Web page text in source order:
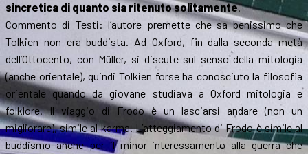
sincretica di quanto sia ritenuto solitamente.
Commento di Testi: l’autore premette che sa benissimo che
Tolkien non era buddista. Ad Oxford, fin dalla seconda metà
dell’Ottocento, con Müller, si discute sul senso della mitologia
(anche orientale), quindi Tolkien forse ha conosciuto la filosofia
orientale quando da giovane studiava a Oxford mitologia e
folklore. Il viaggio di Frodo è un lasciarsi andare (non un
migliorare), simile al karma. L’atteggiamento di Frodo è simile al
buddismo anche per il minor interessamento alla guerra che